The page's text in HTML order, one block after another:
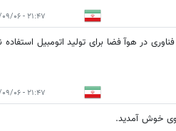
۲۱:۴۷ - ۱۴۰۲/۰۹/۰۶
فناوری در هوآ فضا برای تولید اتومبیل
۲۱:۴۷ - ۱۴۰۲/۰۹/۰۶
خوش آمدید.